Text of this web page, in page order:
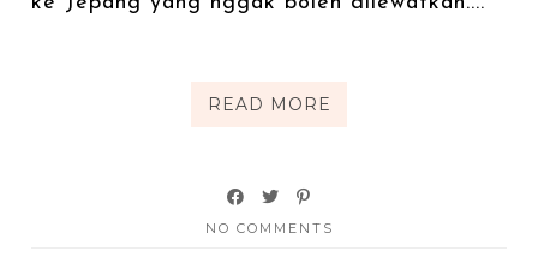
READ MORE
NO COMMENTS